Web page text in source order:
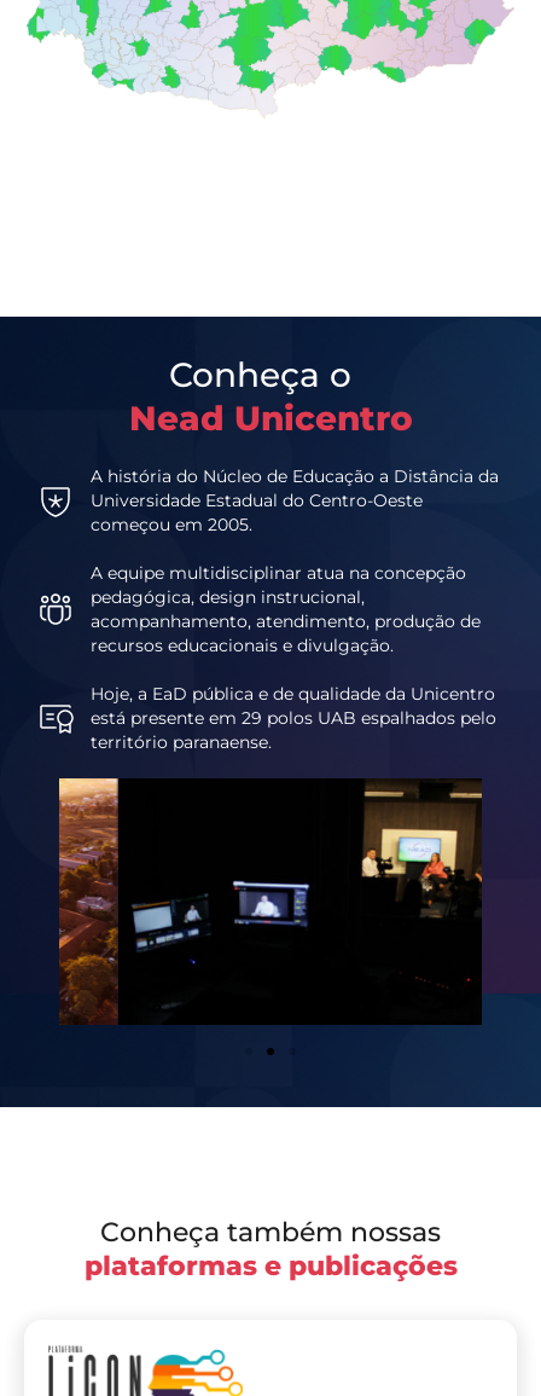
Conheça o
Nead Unicentro
A história do Núcleo de Educação a Distância da
Universidade Estadual do Centro-Oeste
começou em 2005.
A equipe multidisciplinar atua na concepção
pedagógica, design instrucional,
acompanhamento, atendimento, produção de
recursos educacionais e divulgação.
Hoje, a EaD pública e de qualidade da Unicentro
está presente em 29 polos UAB espalhados pelo
território paranaense.
Conheça também nossas
plataformas e publicações